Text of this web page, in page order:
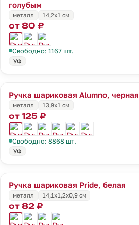
голубым
металл 14,2х1 см
от 80 ₽
Свободно: 1167 шт.
УФ
Ручка шариковая Alumno, черная
металл
13,9х1 см
от 125 ₽
Свободно: 8868 шт.
УФ
Ручка шариковая Pride, белая
металл
14,1х1,2х0,9 см
от 82 ₽